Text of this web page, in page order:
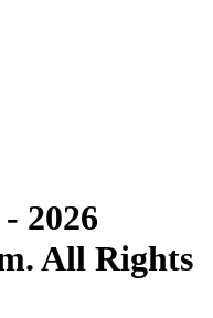
2026
All Rights